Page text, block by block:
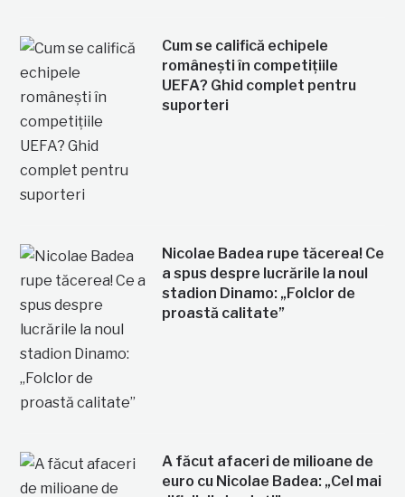
Cum se califică echipele
românești în competițiile
UEFA? Ghid complet pentru
suporteri
Nicolae Badea rupe tăcerea! Ce
a spus despre lucrările la noul
stadion Dinamo: „Folclor de
proastă calitate”
A făcut afaceri de milioane de
euro cu Nicolae Badea: „Cel mai